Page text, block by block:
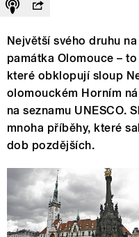
Největší svého druhu
památka Olomouce –
které obklopují sloup
olomouckém Horním
na seznamu UNESCO.
mnoha příběhy, které
dob pozdějších.